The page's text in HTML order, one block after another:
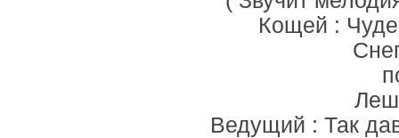
Кощей :
Ведущий : Так